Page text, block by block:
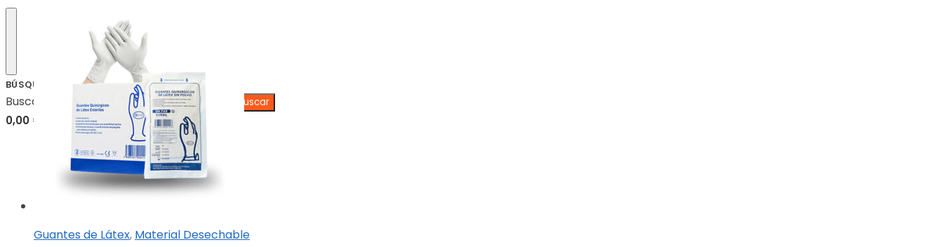
BÚSQUEDA
Buscar:
0,00 €
Guantes de Látex, Material Desechable